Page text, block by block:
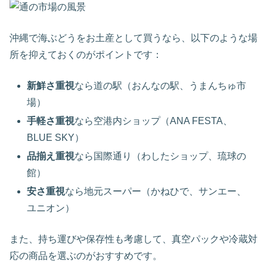
沖縄で海ぶどうをお土産として買うなら、以下のような場
所を抑えておくのがポイントです：
新鮮さ重視なら道の駅（おんなの駅、うまんちゅ市
場）
手軽さ重視なら空港内ショップ（ANA FESTA、
BLUE SKY）
品揃え重視なら国際通り（わしたショップ、琉球の
館）
安さ重視なら地元スーパー（かねひで、サンエー、
ユニオン）
また、持ち運びや保存性も考慮して、真空パックや冷蔵対
応の商品を選ぶのがおすすめです。